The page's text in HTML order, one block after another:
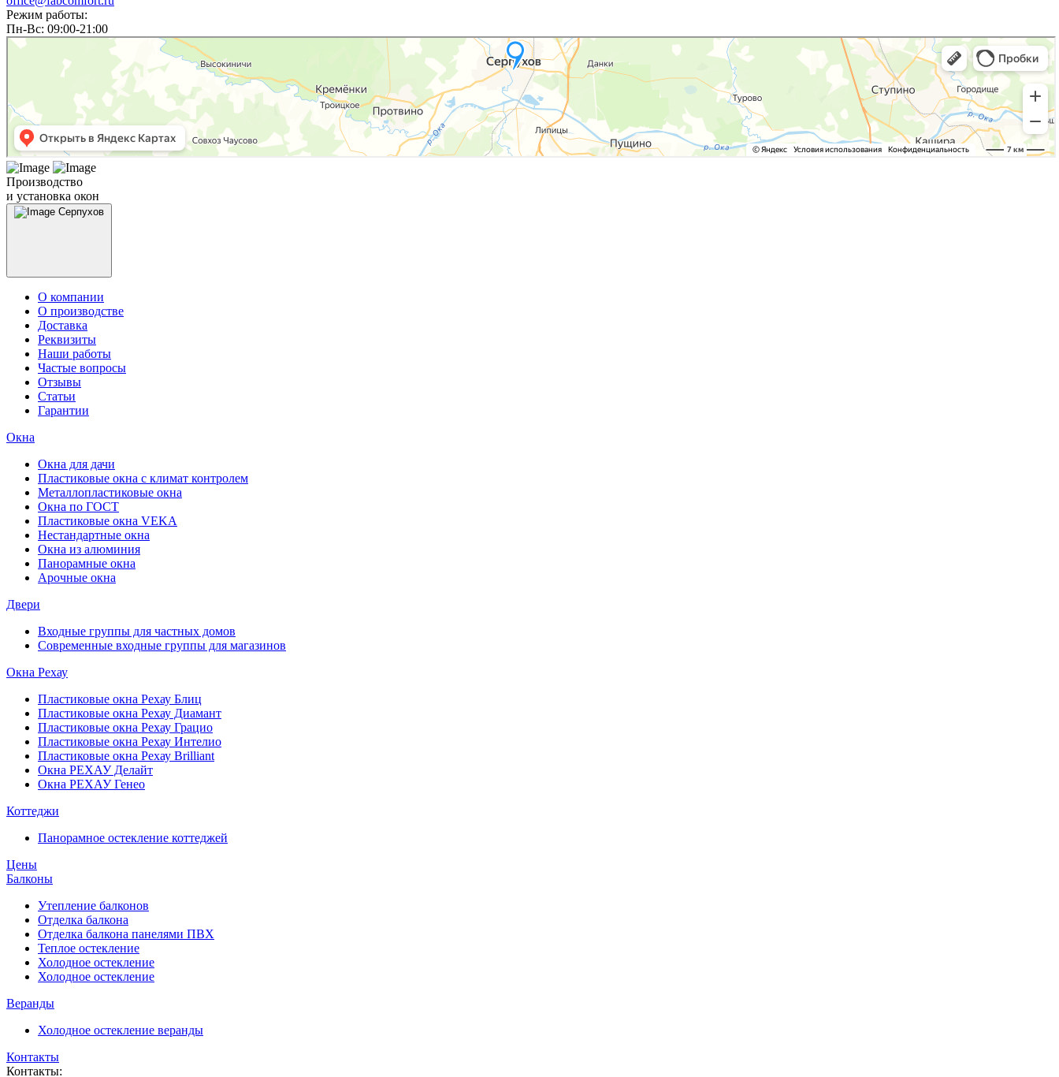
Режим работы:
Пн-Вс: 09:00-21:00
Производство
и установка окон
Серпухов
О компании
О производстве
Доставка
Реквизиты
Наши работы
Частые вопросы
Отзывы
Статьи
Гарантии
Окна
Окна для дачи
Пластиковые окна с климат контролем
Металлопластиковые окна
Окна по ГОСТ
Пластиковые окна VEKA
Нестандартные окна
Окна из алюминия
Панорамные окна
Арочные окна
Двери
Входные группы для частных домов
Современные входные группы для магазинов
Окна Рехау
Пластиковые окна Рехау Блиц
Пластиковые окна Рехау Диамант
Пластиковые окна Рехау Грацио
Пластиковые окна Рехау Интелио
Пластиковые окна Рехау Brilliant
Окна РЕХАУ Делайт
Окна РЕХАУ Генео
Коттеджи
Панорамное остекление коттеджей
Цены
Балконы
Утепление балконов
Отделка балкона
Отделка балкона панелями ПВХ
Теплое остекление
Холодное остекление
Холодное остекление
Веранды
Холодное остекление веранды
Контакты
Контакты: